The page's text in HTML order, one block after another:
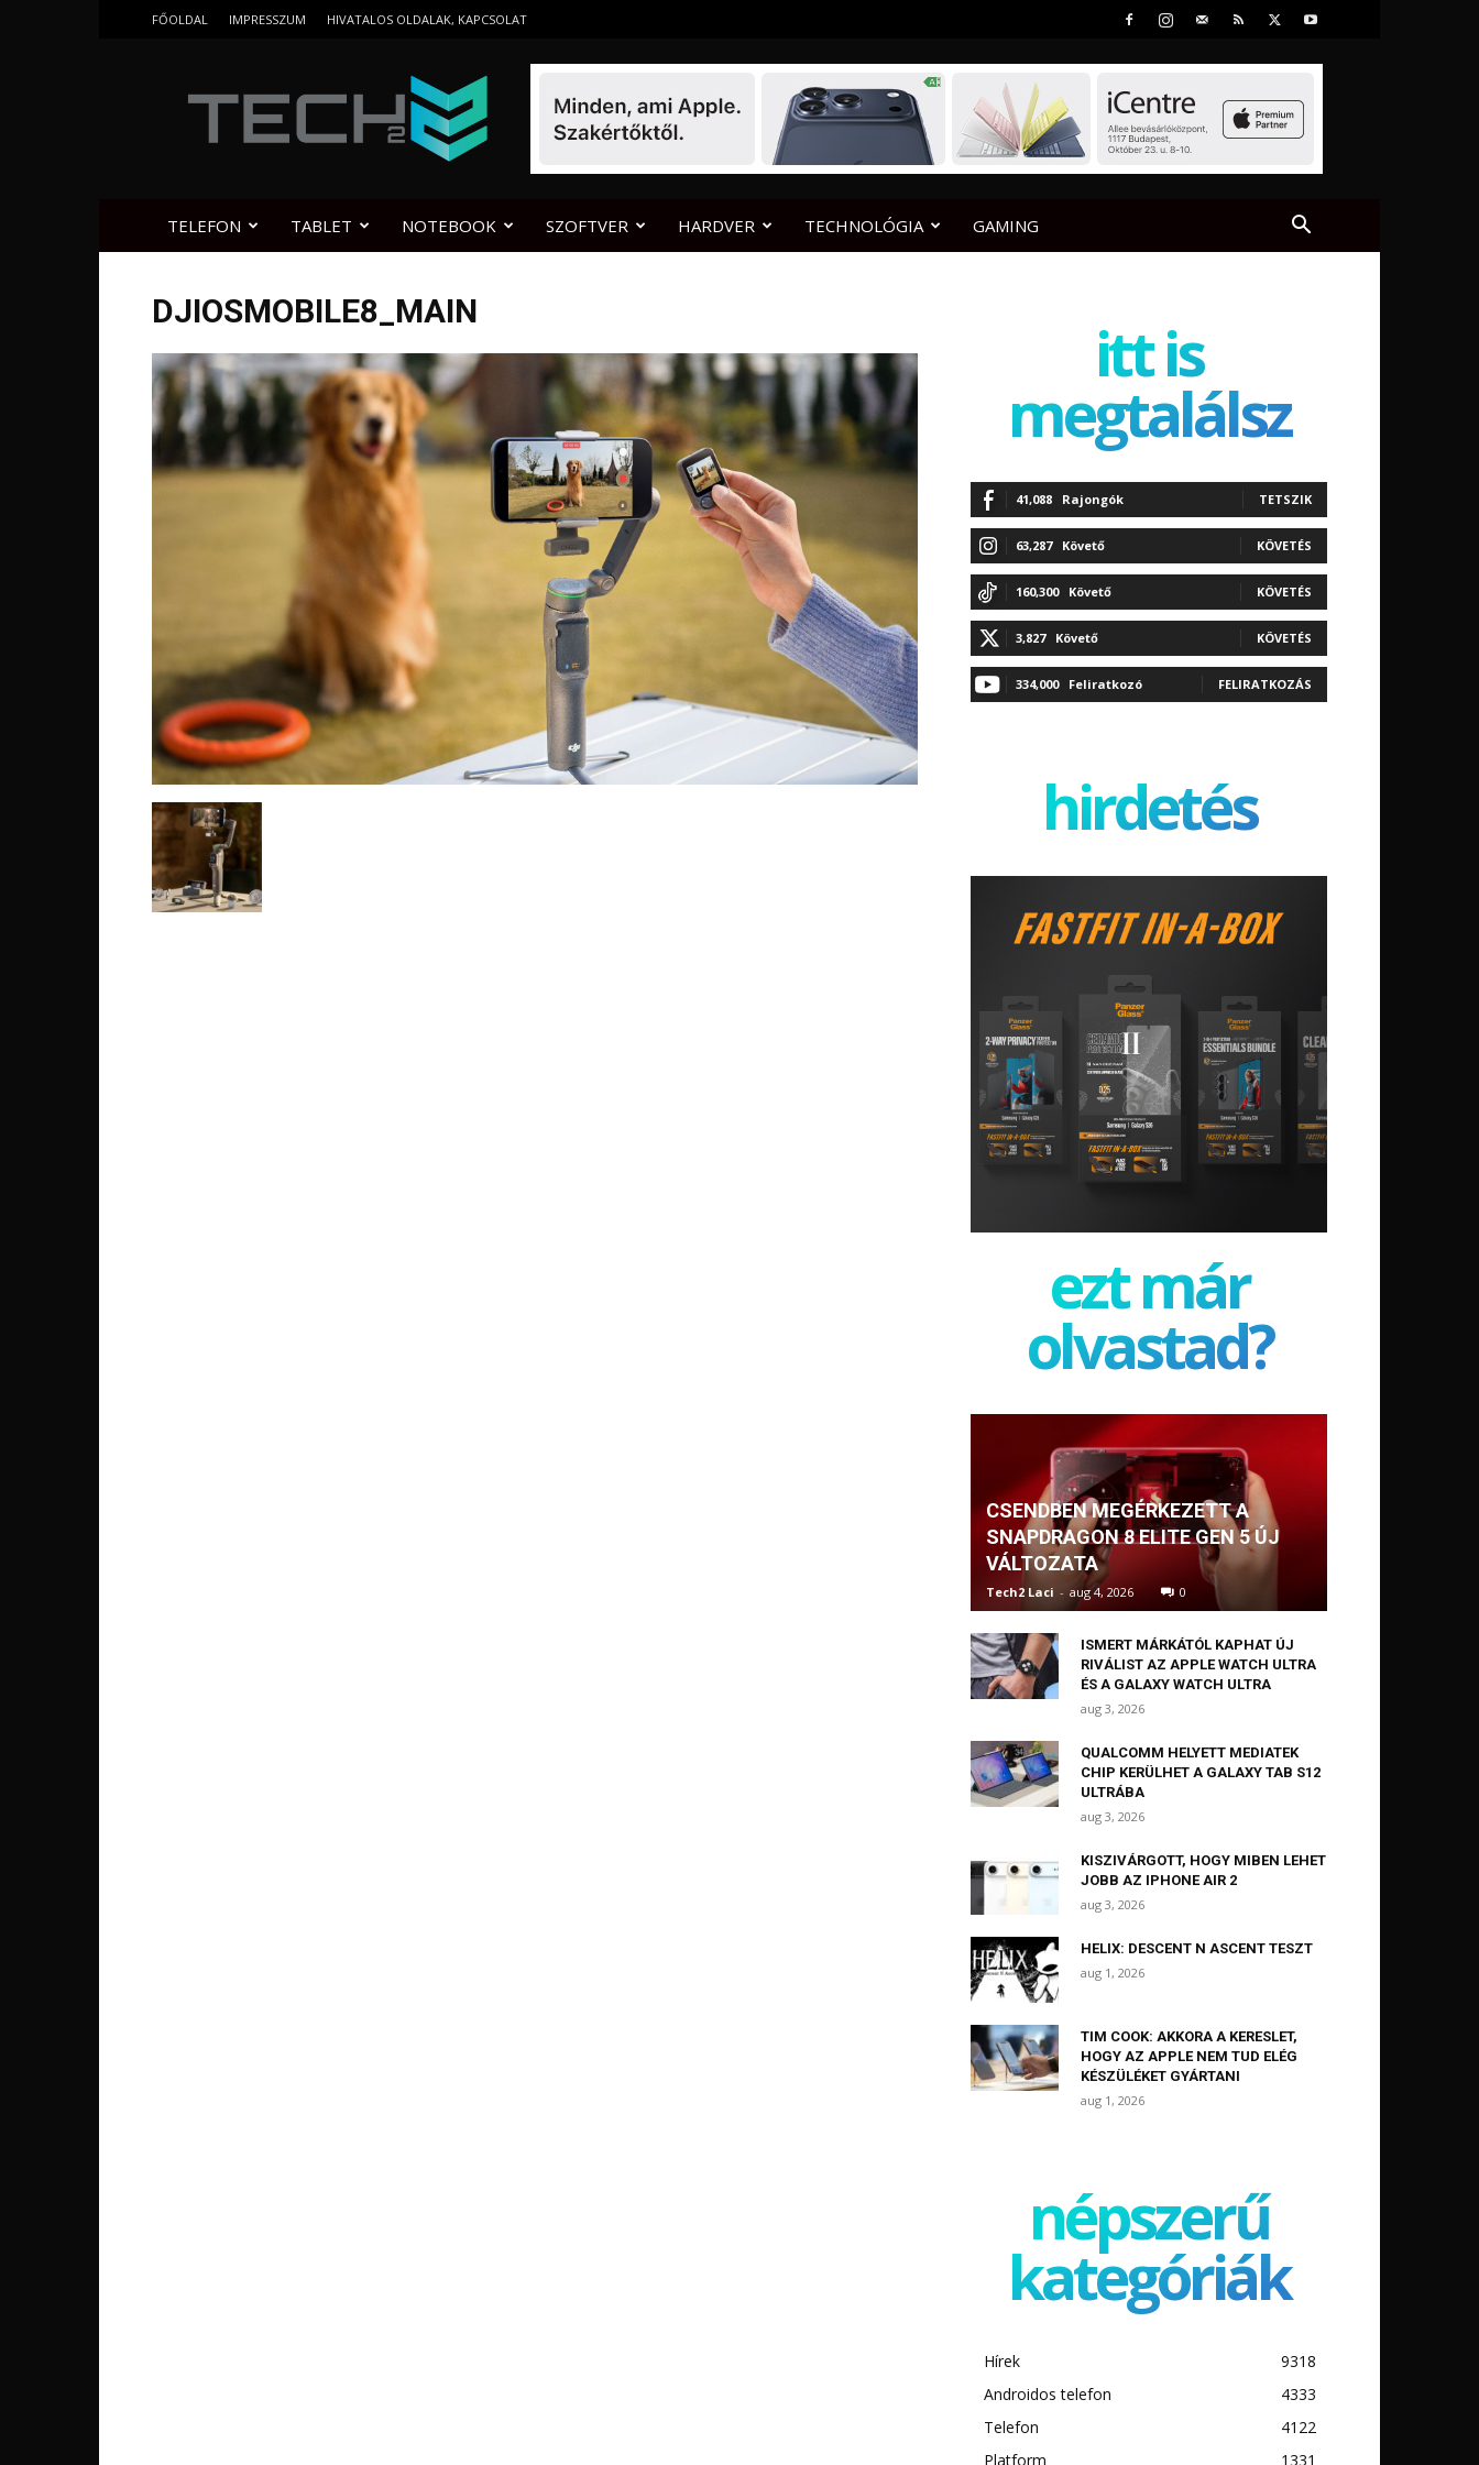
FŐOLDAL IMPRESSZUM HIVATALOS OLDALAK, KAPCSOLAT
TELEFON TABLET NOTEBOOK SZOFTVER HARDVER TECHNOLÓGIA GAMING
DJIOSMOBILE8_MAIN
itt is
megtalálsz
41,088 Rajongók TETSZIK
63,287 Követő KÖVETÉS
160,300 Követő KÖVETÉS
3,827 Követő KÖVETÉS
334,000 Feliratkozó FELIRATKOZÁS
hirdetés
ezt már
olvastad?
CSENDBEN MEGÉRKEZETT A
SNAPDRAGON 8 ELITE GEN 5 ÚJ
VÁLTOZATA
Tech2 Laci - aug 4, 2026 0
ISMERT MÁRKÁTÓL KAPHAT ÚJ
RIVÁLIST AZ APPLE WATCH ULTRA
ÉS A GALAXY WATCH ULTRA
aug 3, 2026
QUALCOMM HELYETT MEDIATEK
CHIP KERÜLHET A GALAXY TAB S12
ULTRÁBA
aug 3, 2026
KISZIVÁRGOTT, HOGY MIBEN LEHET
JOBB AZ IPHONE AIR 2
aug 3, 2026
HELIX: DESCENT N ASCENT TESZT
aug 1, 2026
TIM COOK: AKKORA A KERESLET,
HOGY AZ APPLE NEM TUD ELÉG
KÉSZÜLÉKET GYÁRTANI
aug 1, 2026
népszerű
kategóriák
Hírek
9318
Androidos telefon
4333
Telefon
4122
Platform
1331